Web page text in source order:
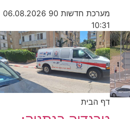
מערכת חדשות 90
06.08.2026
10:31
דף הבית